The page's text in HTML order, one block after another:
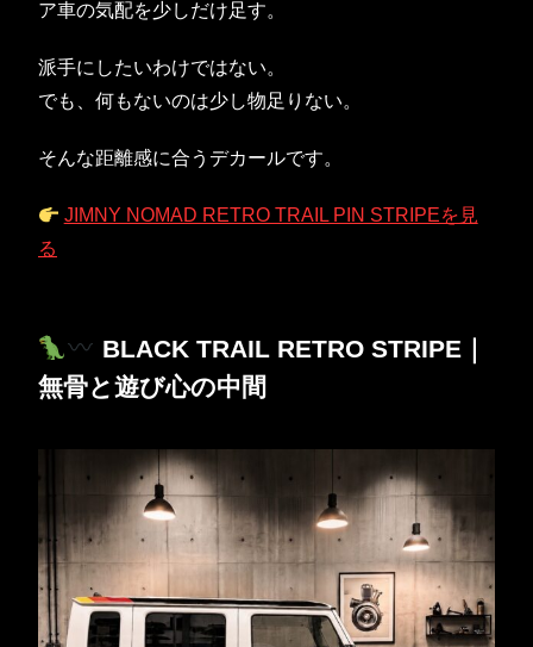
ア車の気配を少しだけ足す。
派手にしたいわけではない。
でも、何もないのは少し物足りない。
そんな距離感に合うデカールです。
JIMNY NOMAD RETRO TRAIL PIN STRIPEを見
る
BLACK TRAIL RETRO STRIPE｜
無骨と遊び心の中間